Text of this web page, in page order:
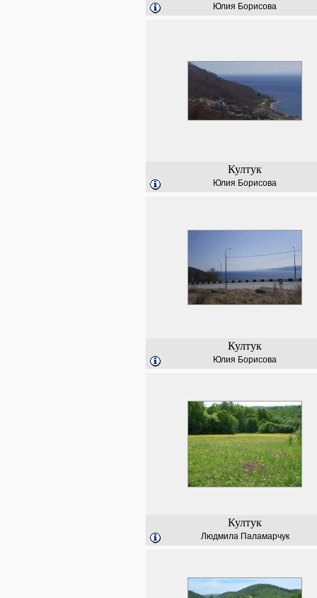
Юлия Борисова
Култук
Юлия Борисова
Култук
Юлия Борисова
Култук
Людмила Паламарчук